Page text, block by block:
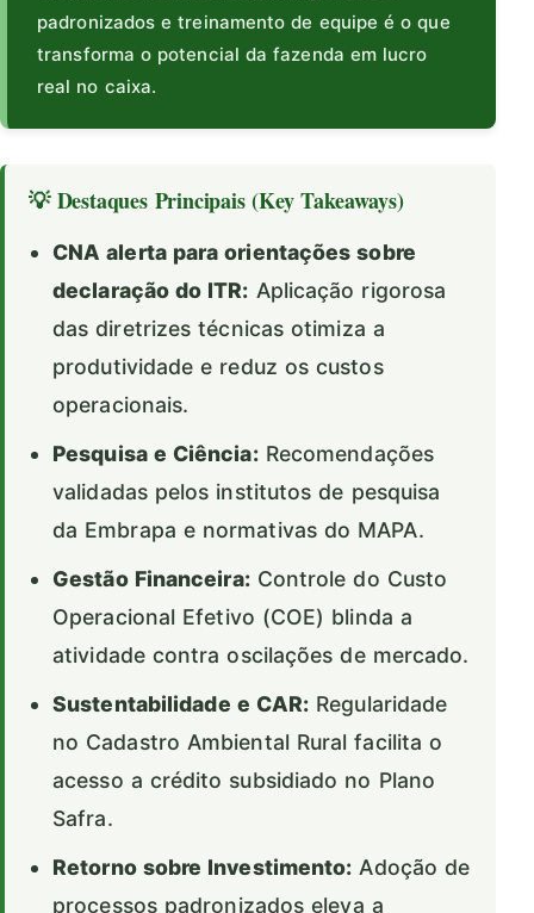
padronizados e treinamento de equipe é o que
transforma o potencial da fazenda em lucro
real no caixa.
💡 Destaques Principais (Key Takeaways)
CNA alerta para orientações sobre
declaração do ITR: Aplicação rigorosa
das diretrizes técnicas otimiza a
produtividade e reduz os custos
operacionais.
Pesquisa e Ciência:Recomendações
validadas pelos institutos de pesquisa
da Embrapa e normativas do MAPA.
Gestão Financeira:Controle do Custo
Operacional Efetivo (COE) blinda a
atividade contra oscilações de mercado.
Sustentabilidade e CAR: Regularidade
no Cadastro Ambiental Rural facilita o
acesso a crédito subsidiado no Plano
Safra.
Retorno sobre Investimento: Adoção de
processos padronizados eleva a